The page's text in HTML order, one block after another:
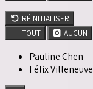
RÉINITIALISER
TOUT
AUCUN
Pauline Chen
Félix Villeneuve